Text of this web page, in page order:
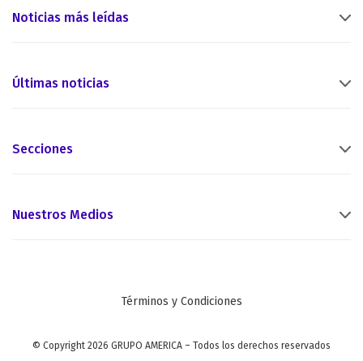
Noticias más leídas
Últimas noticias
Secciones
Nuestros Medios
Términos y Condiciones
© Copyright 2026 GRUPO AMERICA – Todos los derechos reservados